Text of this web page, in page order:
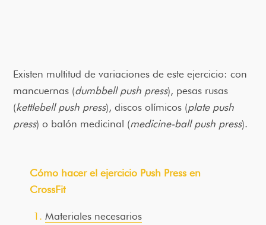
Existen multitud de variaciones de este ejercicio: con
mancuernas (dumbbell push press), pesas rusas
(kettlebell push press), discos olímicos (plate push
press) o balón medicinal (medicine-ball push press).
Cómo hacer el ejercicio Push Press en
CrossFit
Materiales necesarios